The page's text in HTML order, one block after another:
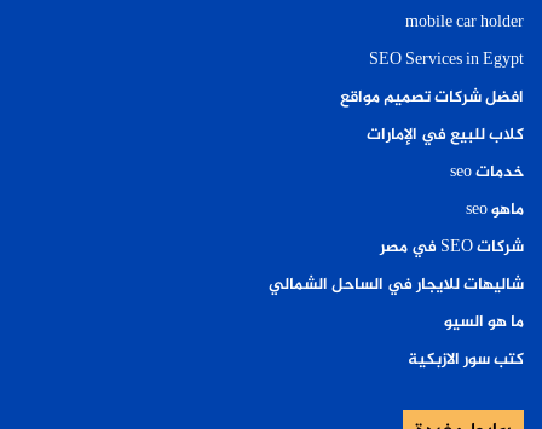
mobile car holder
SEO Services in Egypt
افضل شركات تصميم مواقع
كلاب للبيع في الإمارات
خدمات seo
ماهو seo
شركات SEO في مصر
شاليهات للايجار في الساحل الشمالي
ما هو السيو
كتب سور الازبكية